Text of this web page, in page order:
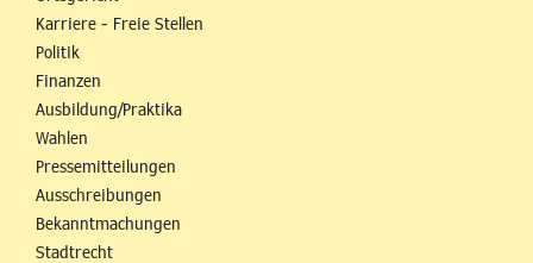
Karriere - Freie Stellen
Politik
Finanzen
Ausbildung/Praktika
Wahlen
Pressemitteilungen
Ausschreibungen
Bekanntmachungen
Stadtrecht